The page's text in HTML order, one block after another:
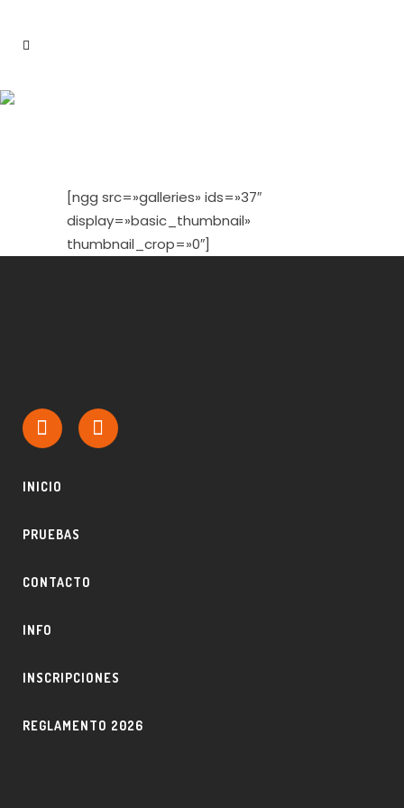
[ngg src=»galleries» ids=»37″
display=»basic_thumbnail»
thumbnail_crop=»0″]
INICIO
PRUEBAS
CONTACTO
INFO
INSCRIPCIONES
REGLAMENTO 2026